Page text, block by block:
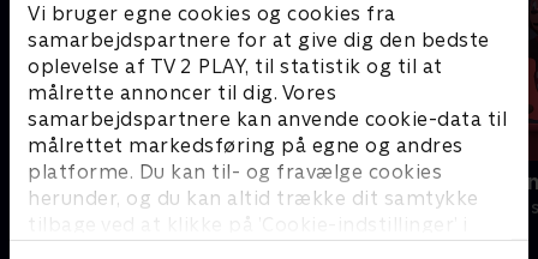
Vi bruger egne cookies og cookies fra
samarbejdspartnere for at give dig den bedste
oplevelse af TV 2 PLAY, til statistik og til at
målrette annoncer til dig. Vores
samarbejdspartnere kan anvende cookie-data til
målrettet markedsføring på egne og andres
platforme. Du kan til- og fravælge cookies
herunder, og du kan altid trække dit samtykke
tilbage ved at klikke på ’Cookie-indstillinger’ i
Gurli Gris
Børneserier • 4 sæsoner
Rasmus
Børneserier • 3